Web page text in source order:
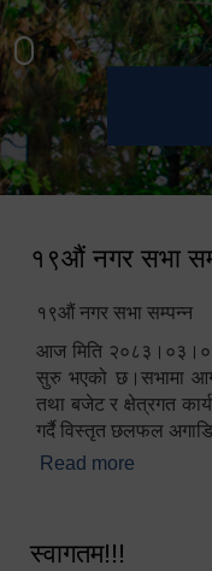
१९औं नगर सभा
१९औं नगर सभा सम्पन्न
आज मिति
सुरु भएको छ।सभामा
तथा बजेट र क्षेत्रगत
गर्दै विस्तृत छलफल
Read more
स्वागतम!!!